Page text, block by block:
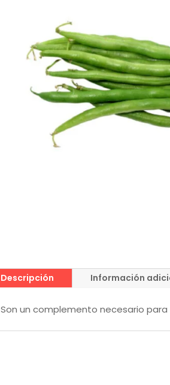
Descripción Información
Son un complemento necesario